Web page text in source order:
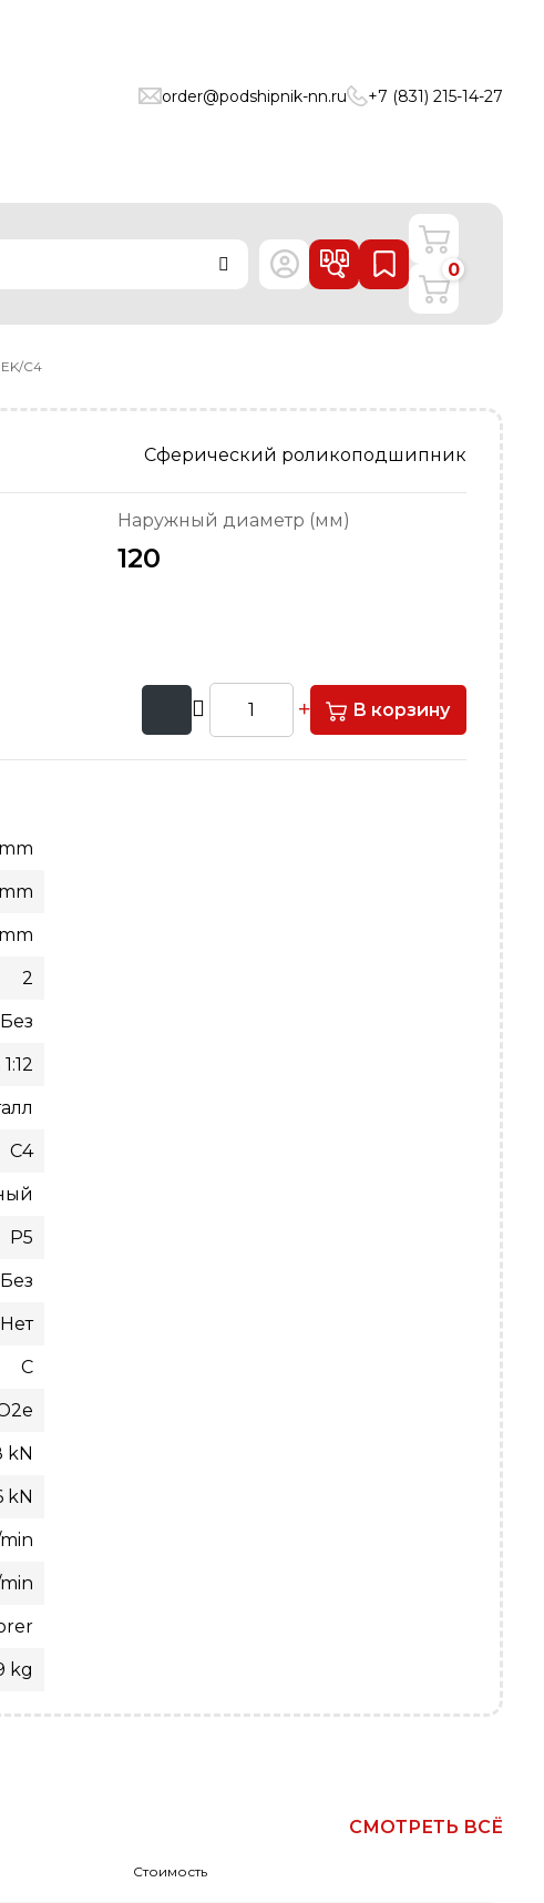
order@podshipnik-nn.ru +7 (831) 215-14-27
0
C4
Сферический роликоподшипник
Наружный диаметр (мм)
120
В корзину
2
Без
C4
P5
Без
Нет
С
kN
kN
kg
СМОТРЕТЬ ВСЁ
Стоимость